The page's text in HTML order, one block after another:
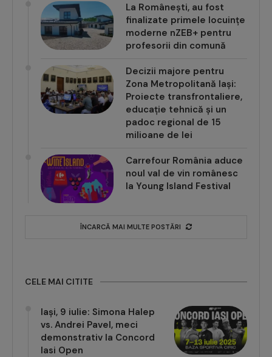
La Românești, au fost
finalizate primele locuințe
moderne nZEB+ pentru
profesorii din comună
Decizii majore pentru
Zona Metropolitană Iași:
Proiecte transfrontaliere,
educație tehnică și un
padoc regional de 15
milioane de lei
Carrefour România aduce
noul val de vin românesc
la Young Island Festival
ÎNCARCĂ MAI MULTE POSTĂRI
CELE MAI CITITE
Iași, 9 iulie: Simona Halep
vs. Andrei Pavel, meci
demonstrativ la Concord
Iasi Open